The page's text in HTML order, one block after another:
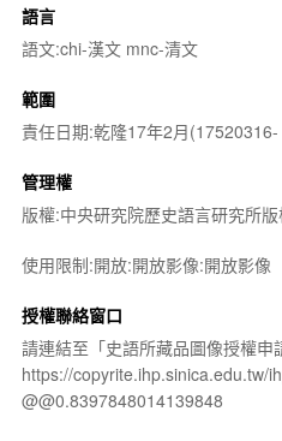
語言
語文:chi-漢文 mnc-清文
範圍
責任日期:乾隆17年2月
管理權
版權:中央研究院歷史語言研究所
使用限制:開放:開放影像:開放影像
授權聯絡窗口
請連結至「史語所藏品圖像授權申
https://copyrite.ihp.sinica.edu.tw/
@@0.8397848014139848